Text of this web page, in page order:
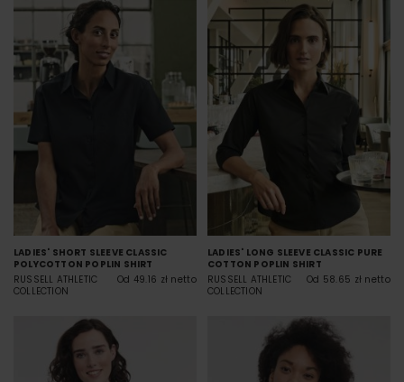
LADIES' SHORT SLEEVE CLASSIC
POLYCOTTON POPLIN SHIRT
RUSSELL ATHLETIC
COLLECTION
Od 49.16 zł netto
LADIES' LONG SLEEVE CLASSIC PURE
COTTON POPLIN SHIRT
RUSSELL ATHLETIC
COLLECTION
Od 58.65 zł netto